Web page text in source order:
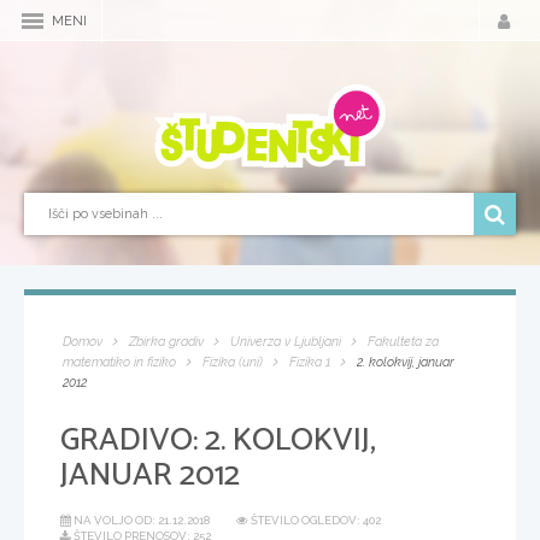
MENI
Domov Zbirka gradiv Univerza v Ljubljani
Fakulteta za
matematiko in fiziko
Fizika (uni) Fizika 1
2. kolokvij, januar
2012
GRADIVO:2. KOLOKVIJ,
JANUAR 2012
NA VOLJO OD: 21.12.2018
ŠTEVILO OGLEDOV: 402
ŠTEVILO PRENOSOV: 252